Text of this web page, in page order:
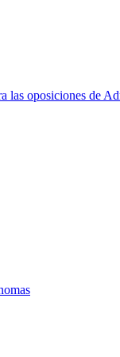
las oposiciones de